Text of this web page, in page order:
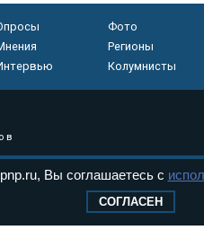
Фото
Регионы
Колумнисты
в
Вы соглашаетесь с
СОГЛАСЕН